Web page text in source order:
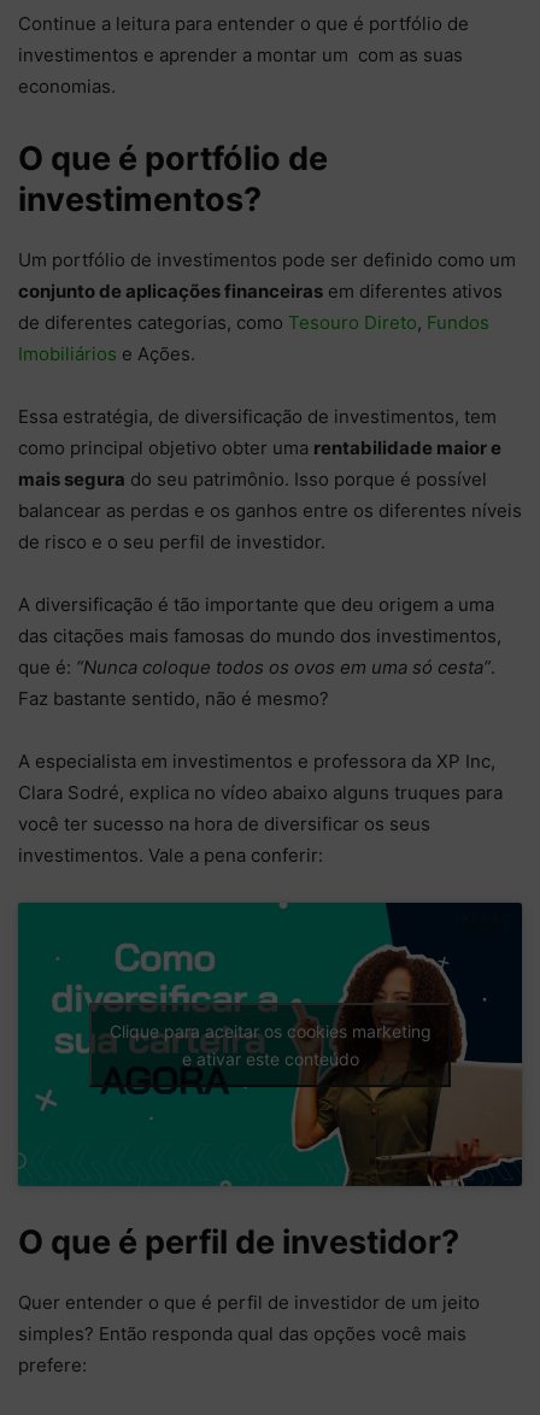
Continue a leitura para entender o que é portfólio de
investimentos e aprender a montar um com as suas
economias.
O que é portfólio de
investimentos?
Um portfólio de investimentos pode ser definido como um
conjunto de aplicações financeiras em diferentes ativos
de diferentes categorias, como Tesouro Direto, Fundos
Imobiliários e Ações.
Essa estratégia, de diversificação de investimentos, tem
como principal objetivo obter uma rentabilidade maior e
mais segura do seu patrimônio. Isso porque é possível
balancear as perdas e os ganhos entre os diferentes níveis
de risco e o seu perfil de investidor.
A diversificação é tão importante que deu origem a uma
das citações mais famosas do mundo dos investimentos,
que é: “Nunca coloque todos os ovos em uma só cesta”.
Faz bastante sentido, não é mesmo?
A especialista em investimentos e professora da XP Inc,
Clara Sodré, explica no vídeo abaixo alguns truques para
você ter sucesso na hora de diversificar os seus
investimentos. Vale a pena conferir:
Clique para aceitar os cookies marketing
e ativar este conteúdo
O que é perfil de investidor?
Quer entender o que é perfil de investidor de um jeito
simples? Então responda qual das opções você mais
prefere: